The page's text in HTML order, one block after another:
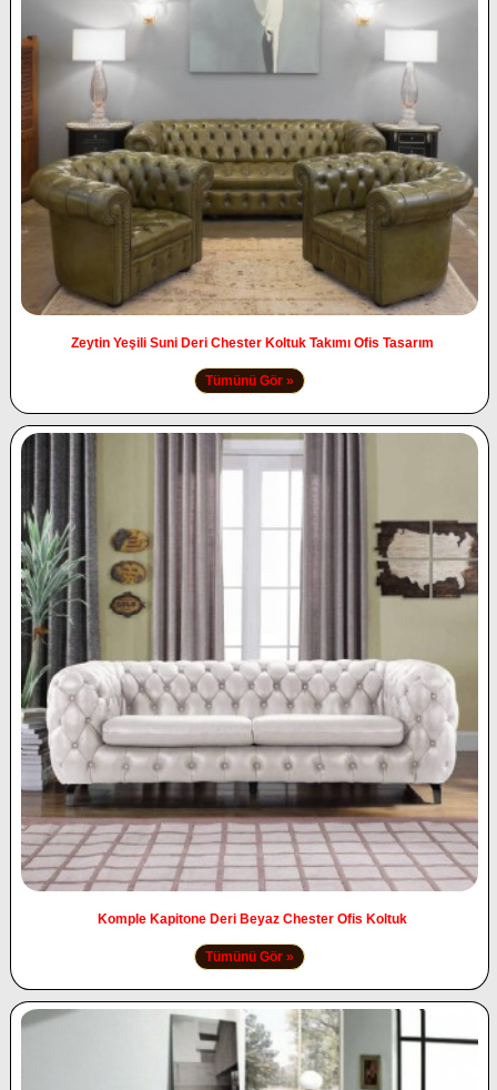
Zeytin Yeşili Suni Deri Chester Koltuk Takımı Ofis Tasarım
Tümünü Gör »
Komple Kapitone Deri Beyaz Chester Ofis Koltuk
Tümünü Gör »